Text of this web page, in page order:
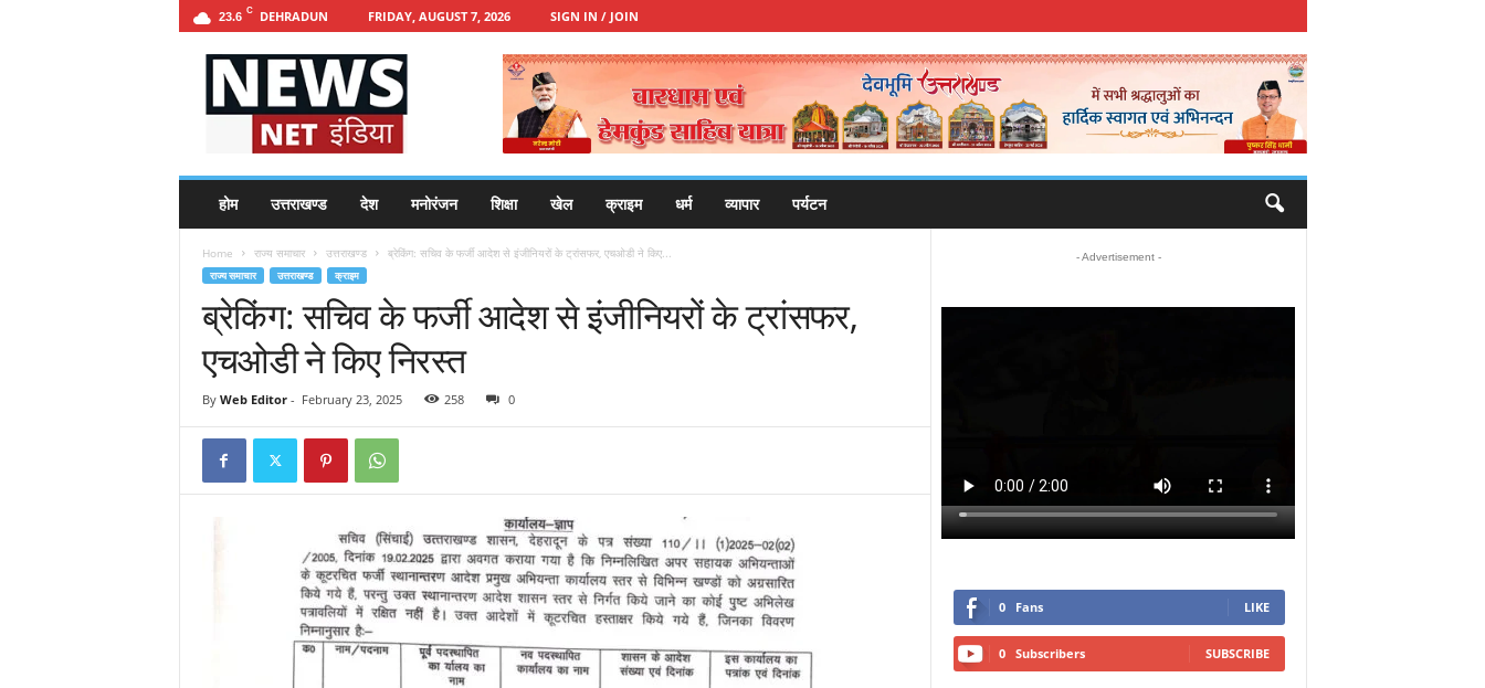
23.6 C DEHRADUN FRIDAY, AUGUST 7, 2026 SIGN IN / JOIN
n
a
होम उत्तराखण्ड देश मनोरंजन शिक्षा खेल क्राइम धर्म व्यापार पर्यटन
Home राज्य समाचार उत्तराखण्ड ब्रेकिंग: सचिव के फर्जी आदेश से इंजीनियरों के ट्रांसफर, एचओडी ने किए...
राज्य समाचार उत्तराखण्ड क्राइम
ब्रेकिंग: सचिव के फर्जी आदेश से इंजीनियरों के ट्रांसफर,
एचओडी ने किए निरस्त
By Web Editor- February 23, 2025 258 0
- Advertisement -
0 Fans LIKE
0 Subscribers SUBSCRIBE